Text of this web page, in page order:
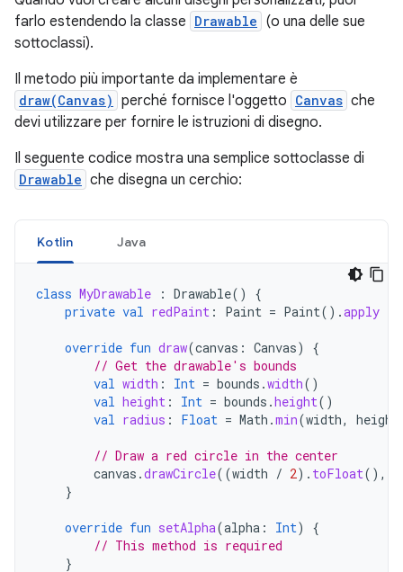
farlo estendendo la classe Drawable (o una delle sue
sottoclassi).
Il metodo più importante da implementare è
draw(Canvas) perché fornisce l'oggetto Canvas che
devi utilizzare per fornire le istruzioni di disegno.
Il seguente codice mostra una semplice sottoclasse di
Drawable che disegna un cerchio:
Kotlin Java
class MyDrawable : Drawable()
{
private val redPaint : Paint = Paint().apply
override fun draw(canvas : Canvas)
{
// Get the drawable's bounds
val width : Int = bounds .width()
val height : Int = bounds .height()
val radius : Float = Math .min(width, height
// Draw a red circle in the center
canvas .drawCircle((width / 2). toFloat(),
}
override fun setAlpha(alpha : Int)
{
// This method is required
}